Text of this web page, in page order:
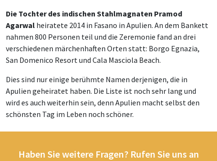
Die Tochter des indischen Stahlmagnaten Pramod
Agarwal heiratete 2014 in Fasano in Apulien. An dem Bankett
nahmen 800 Personen teil und die Zeremonie fand an drei
verschiedenen märchenhaften Orten statt: Borgo Egnazia,
San Domenico Resort und Cala Masciola Beach.
Dies sind nur einige berühmte Namen derjenigen, die in
Apulien geheiratet haben. Die Liste ist noch sehr lang und
wird es auch weiterhin sein, denn Apulien macht selbst den
schönsten Tag im Leben noch schöner.
Haben Sie weitere Fragen? Rufen Sie uns an